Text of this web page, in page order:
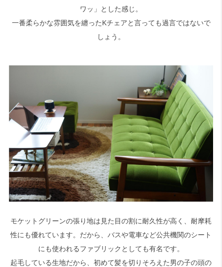
ワッ」とした感じ。
一番柔らかな雰囲気を纏ったKチェアと言っても過言ではないで
しょう。
モケットグリーンの張り地は見た目の割に耐久性が高く、耐摩耗
性にも優れています。だから、バスや電車など公共機関のシート
にも使われるファブリックとしても有名です。
起毛している生地だから、初めて髪を切りそろえた男の子の頭の